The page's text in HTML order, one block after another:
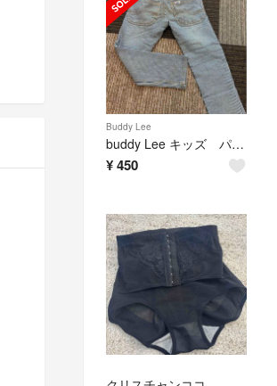
Buddy Lee
buddy Lee キッズ パンツ
¥450